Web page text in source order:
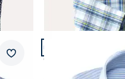
Merkzettel
Artikel 12 von 23.
Passform
Comfort Fit
Bügelfreies